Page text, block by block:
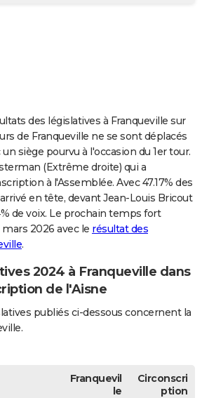
des législatives à Franqueville sur
de Franqueville ne se sont déplacés
siège pourvu à l'occasion du 1er tour.
(Extrême droite) qui a
à l'Assemblée. Avec 47.17% des
en tête, devant Jean-Louis Bricout
de voix. Le prochain temps fort
2026 avec le résultat des
.
2024 à Franqueville dans
de l'Aisne
publiés ci-dessous concernent la
Franquevil
le
Circonscri
ption